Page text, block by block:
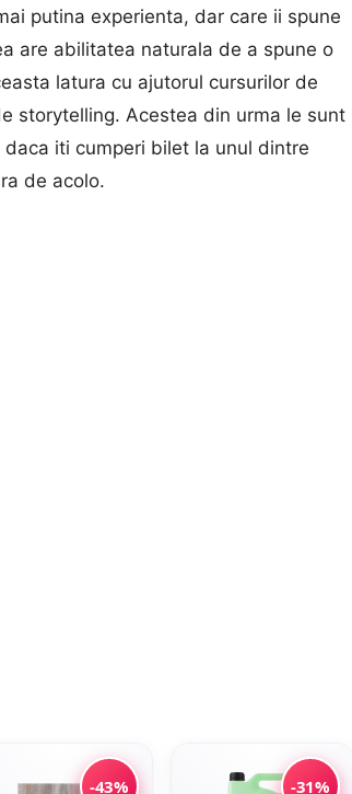
putina experienta, dar care ii spune
are abilitatea naturala de a spune o
latura cu ajutorul cursurilor de
storytelling. Acestea din urma le sunt
iti cumperi bilet la unul dintre
de acolo.
-43% -31%